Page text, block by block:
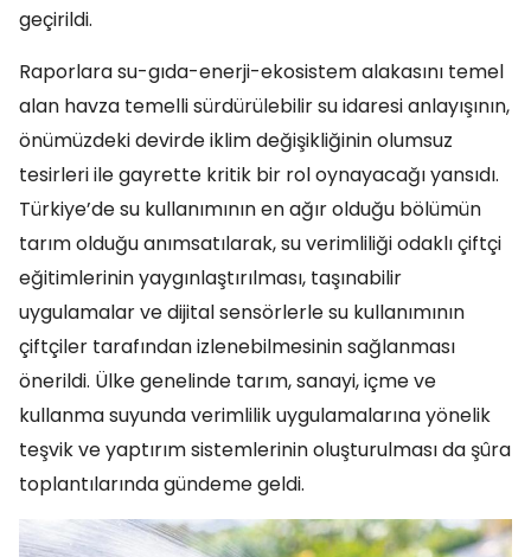
geçirildi.
Raporlara su-gıda-enerji-ekosistem alakasını temel
alan havza temelli sürdürülebilir su idaresi anlayışının,
önümüzdeki devirde iklim değişikliğinin olumsuz
tesirleri ile gayrette kritik bir rol oynayacağı yansıdı.
Türkiye’de su kullanımının en ağır olduğu bölümün
tarım olduğu anımsatılarak, su verimliliği odaklı çiftçi
eğitimlerinin yaygınlaştırılması, taşınabilir
uygulamalar ve dijital sensörlerle su kullanımının
çiftçiler tarafından izlenebilmesinin sağlanması
önerildi. Ülke genelinde tarım, sanayi, içme ve
kullanma suyunda verimlilik uygulamalarına yönelik
teşvik ve yaptırım sistemlerinin oluşturulması da şûra
toplantılarında gündeme geldi.